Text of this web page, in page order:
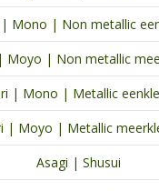
| Mono | Non metallic
Moyo | Non metallic
| Mono | Metallic
| Moyo | Metallic
Asagi | Shusui